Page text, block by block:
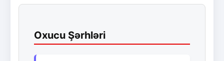
Oxucu Şərhləri